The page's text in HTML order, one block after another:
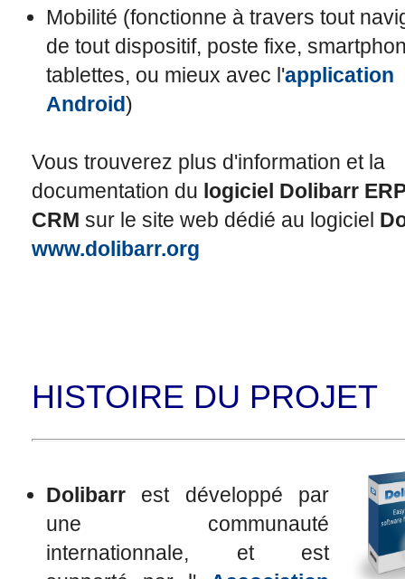
Mobilité (fonctionne à travers tout
de tout dispositif, poste fixe,
tablettes, ou mieux avec l'application
Android)
Vous trouverez plus d'information et la
documentation du logiciel Dolibarr
CRM sur le site web dédié au logiciel
www.dolibarr.org
HISTOIRE DU PROJET
Dolibarr est développé par
une communauté
internationnale, et est